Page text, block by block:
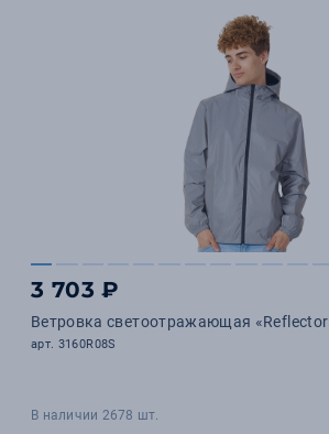
3 703 ₽
Ветровка светоотражающая
арт. 3160R08S
В наличии 2678 шт.